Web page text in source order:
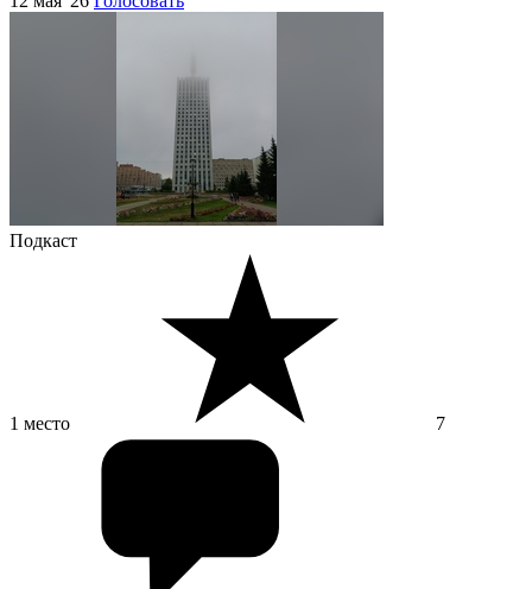
Подкаст
1 место 7